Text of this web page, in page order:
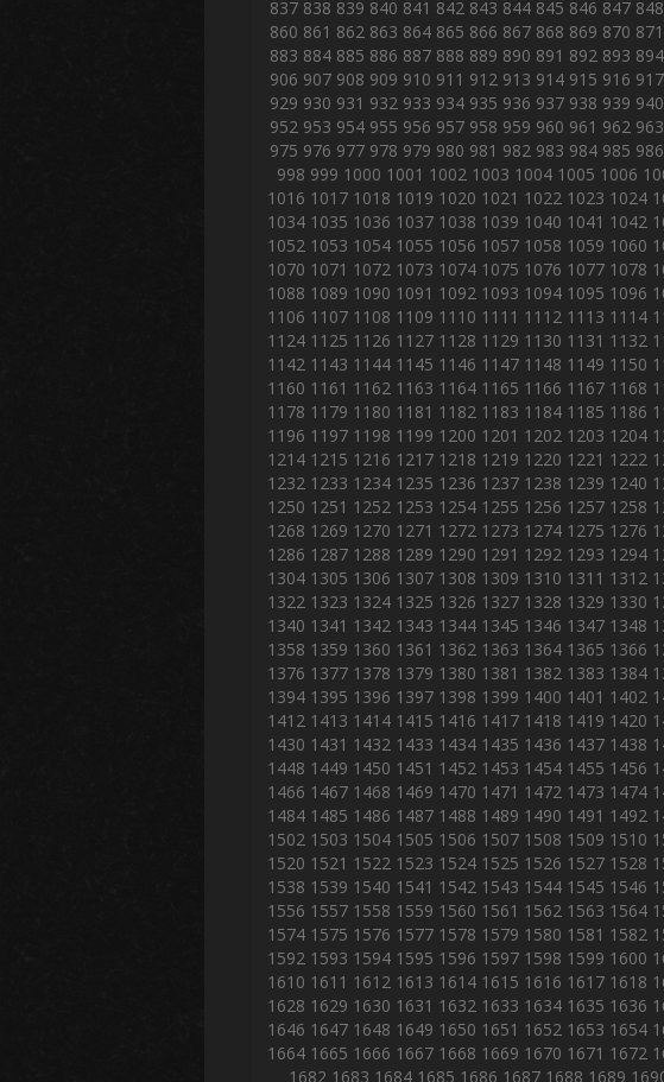
837 838 839 840 841 842 843 844 845 846 847 848
860 861 862 863 864 865 866 867 868 869 870 871
883 884 885 886 887 888 889 890 891 892 893 894
906 907 908 909 910 911 912 913 914 915 916 917
929 930 931 932 933 934 935 936 937 938 939 940
952 953 954 955 956 957 958 959 960 961 962 963
975 976 977 978 979 980 981 982 983 984 985 986
998 999 1000 1001 1002 1003 1004 1005 1006
1016 1017 1018 1019 1020 1021 1022 1023 1024
1034 1035 1036 1037 1038 1039 1040 1041 1042
1052 1053 1054 1055 1056 1057 1058 1059 1060
1070 1071 1072 1073 1074 1075 1076 1077 1078
1088 1089 1090 1091 1092 1093 1094 1095 1096
1106 1107 1108 1109 1110 1111 1112 1113 1114
1124 1125 1126 1127 1128 1129 1130 1131 1132
1142 1143 1144 1145 1146 1147 1148 1149 1150
1160 1161 1162 1163 1164 1165 1166 1167 1168
1178 1179 1180 1181 1182 1183 1184 1185 1186
1196 1197 1198 1199 1200 1201 1202 1203 1204
1214 1215 1216 1217 1218 1219 1220 1221 1222
1232 1233 1234 1235 1236 1237 1238 1239 1240
1250 1251 1252 1253 1254 1255 1256 1257 1258
1268 1269 1270 1271 1272 1273 1274 1275 1276
1286 1287 1288 1289 1290 1291 1292 1293 1294
1304 1305 1306 1307 1308 1309 1310 1311 1312
1322 1323 1324 1325 1326 1327 1328 1329 1330
1340 1341 1342 1343 1344 1345 1346 1347 1348
1358 1359 1360 1361 1362 1363 1364 1365 1366
1376 1377 1378 1379 1380 1381 1382 1383 1384
1394 1395 1396 1397 1398 1399 1400 1401 1402
1412 1413 1414 1415 1416 1417 1418 1419 1420
1430 1431 1432 1433 1434 1435 1436 1437 1438
1448 1449 1450 1451 1452 1453 1454 1455 1456
1466 1467 1468 1469 1470 1471 1472 1473 1474
1484 1485 1486 1487 1488 1489 1490 1491 1492
1502 1503 1504 1505 1506 1507 1508 1509 1510
1520 1521 1522 1523 1524 1525 1526 1527 1528
1538 1539 1540 1541 1542 1543 1544 1545 1546
1556 1557 1558 1559 1560 1561 1562 1563 1564
1574 1575 1576 1577 1578 1579 1580 1581 1582
1592 1593 1594 1595 1596 1597 1598 1599 1600
1610 1611 1612 1613 1614 1615 1616 1617 1618
1628 1629 1630 1631 1632 1633 1634 1635 1636
1646 1647 1648 1649 1650 1651 1652 1653 1654
1664 1665 1666 1667 1668 1669 1670 1671 1672
1682 1683 1684 1685 1686 1687 1688 1689